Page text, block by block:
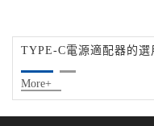
TYPE-C電源適配器的選
More+